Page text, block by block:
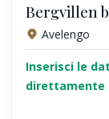
Bergvillen
Avelengo
Inserisci le
direttamente